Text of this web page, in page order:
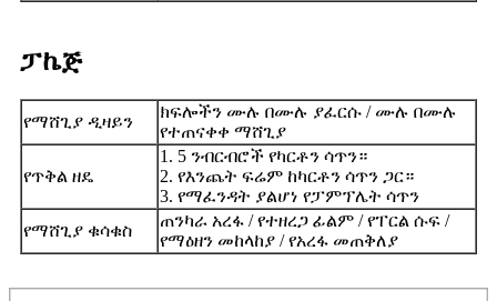
ፓኬጅ
የማሸጊያ ዲዛይን
ክፍሎችን ሙሉ በሙሉ ያፈርሱ / ሙሉ በሙሉ
የተጠናቀቀ ማሸጊያ
የጥቅል ዘዴ
1. 5 ንብርብሮች የካርቶን ሳጥን።
2. የእንጨት ፍሬም ከካርቶን ሳጥን ጋር።
3. የማፈንዳት ያልሆነ የፓምፕሌት ሳጥን
የማሸጊያ ቁሳቁስ
ጠንካራ አረፋ / የተዘረጋ ፊልም / የፐርል ሱፍ /
የማዕዘን መከላከያ / የአረፋ መጠቅለያ